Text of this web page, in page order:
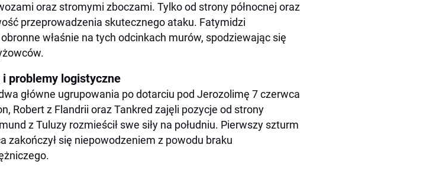
oraz stromymi zboczami. Tylko od strony północnej oraz
przeprowadzenia skutecznego ataku. Fatymidzi
właśnie na tych odcinkach murów, spodziewając się
problemy logistyczne
główne ugrupowania po dotarciu pod Jerozolimę 7 czerwca
Robert z Flandrii oraz Tankred zajęli pozycje od strony
z Tuluzy rozmieścił swe siły na południu. Pierwszy szturm
zakończył się niepowodzeniem z powodu braku